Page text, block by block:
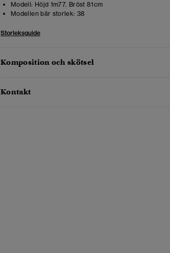
Modell: Höjd 1m77. Bröst 81cm
Modellen bär storlek: 38
Storleksguide
Komposition och skötsel
Kontakt